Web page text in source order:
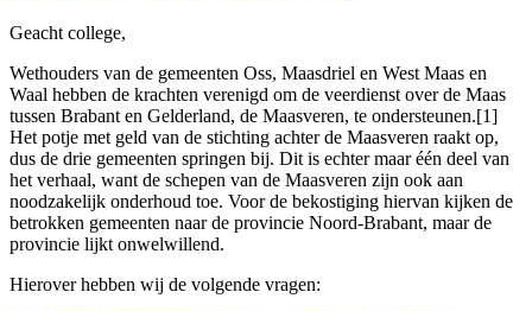
Geacht college,
Wethouders van de gemeenten Oss, Maasdriel en West Maas en
Waal hebben de krachten verenigd om de veerdienst over de Maas
tussen Brabant en Gelderland, de Maasveren, te ondersteunen.[1]
Het potje met geld van de stichting achter de Maasveren raakt op,
dus de drie gemeenten springen bij. Dit is echter maar één deel van
het verhaal, want de schepen van de Maasveren zijn ook aan
noodzakelijk onderhoud toe. Voor de bekostiging hiervan kijken de
betrokken gemeenten naar de provincie Noord-Brabant, maar de
provincie lijkt onwelwillend.
Hierover hebben wij de volgende vragen: